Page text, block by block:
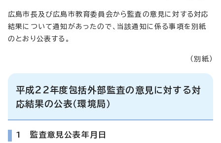
広島市長及び広島市教育委員会から監査の意見に対する対応
結果について通知があったので、当該通知に係る事項を別紙
のとおり公表する。
（別紙）
平成22年度包括外部監査の意見に対する対
応結果の公表（環境局）
1 監査意見公表年月日